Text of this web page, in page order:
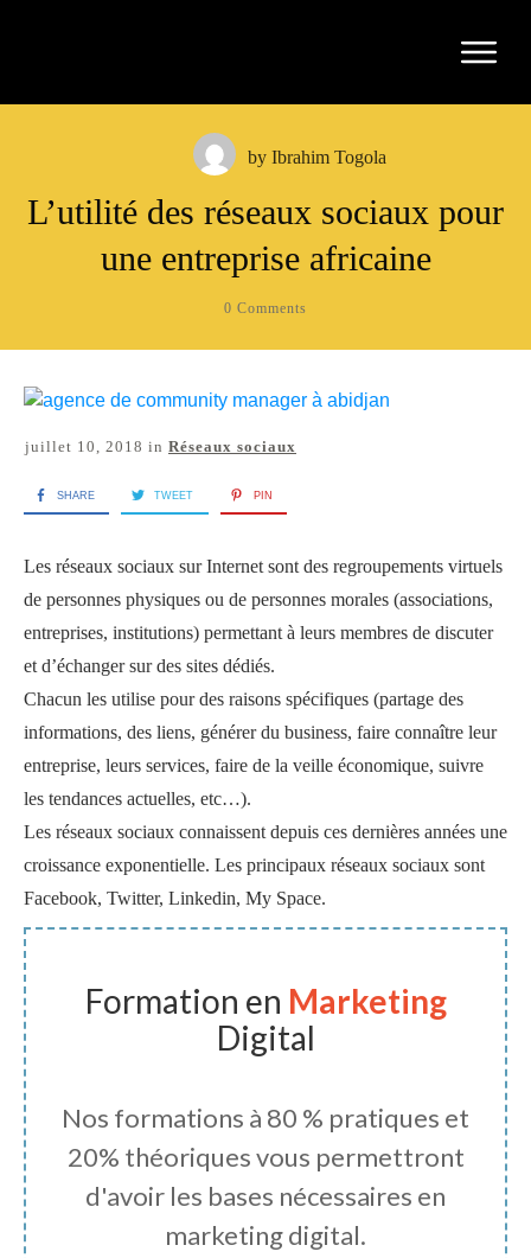
byIbrahim Togola
L’utilité des réseaux sociaux pour
une entreprise africaine
0 Comments
juillet 10, 2018 in Réseaux sociaux
SHARE TWEET PIN
Les réseaux sociaux sur Internet sont des regroupements virtuels
de personnes physiques ou de personnes morales (associations,
entreprises, institutions) permettant à leurs membres de discuter
et d’échanger sur des sites dédiés.
Chacun les utilise pour des raisons spécifiques (partage des
informations, des liens, générer du business, faire connaître leur
entreprise, leurs services, faire de la veille économique, suivre
les tendances actuelles, etc…).
Les réseaux sociaux connaissent depuis ces dernières années une
croissance exponentielle. Les principaux réseaux sociaux sont
Facebook, Twitter, Linkedin, My Space.
Formation en Marketing
Digital
Nos formations à 80 % pratiques et
20% théoriques vous permettront
d'avoir les bases nécessaires en
marketing digital.